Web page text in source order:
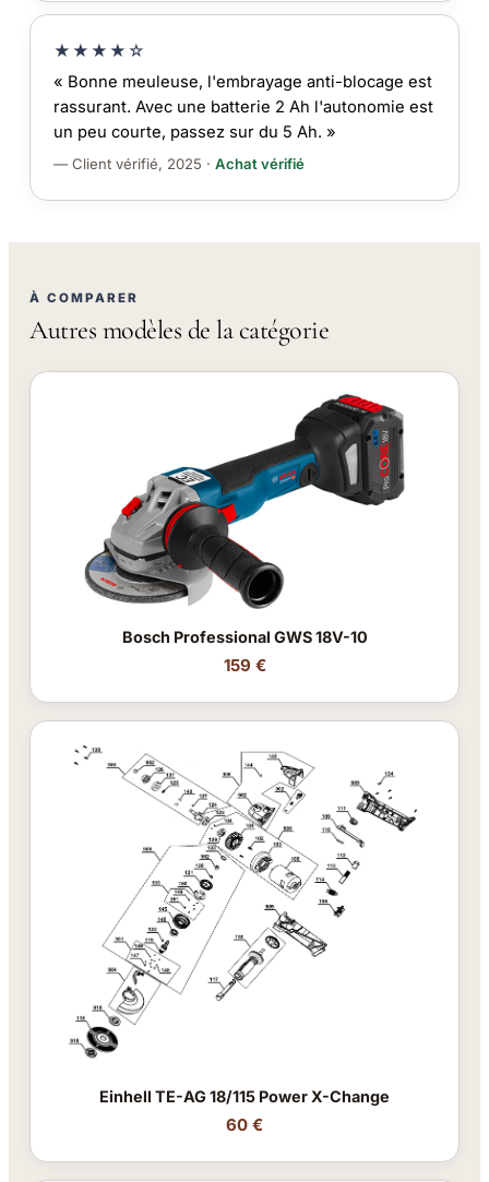
★★★★☆
« Bonne meuleuse, l'embrayage anti-blocage est
rassurant. Avec une batterie 2 Ah l'autonomie est
un peu courte, passez sur du 5 Ah. »
— Client vérifié, 2025 · Achat vérifié
À COMPARER
Autres modèles de la catégorie
Bosch Professional GWS 18V-10
159 €
Einhell TE-AG 18/115 Power X-Change
60 €